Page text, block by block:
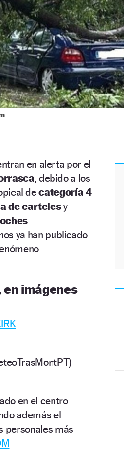
en alerta por el
, debido a los
decategoría 4
de cartelesy
ya han publicado
en imágenes
en el centro
además el
personales más